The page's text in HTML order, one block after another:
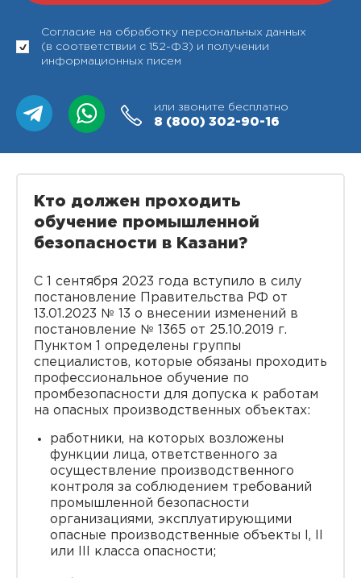
Согласие на обработку персональных данных
(в соответствии с 152-ФЗ) и получении
информационных писем
или звоните бесплатно
8 (800) 302-90-16
Кто должен проходить
обучение промышленной
безопасности в Казани?
С 1 сентября 2023 года вступило в силу
постановление Правительства РФ от
13.01.2023 № 13 о внесении изменений в
постановление № 1365 от 25.10.2019 г.
Пунктом 1 определены группы
специалистов, которые обязаны проходить
профессиональное обучение по
промбезопасности для допуска к работам
на опасных производственных объектах:
работники, на которых возложены
функции лица, ответственного за
осуществление производственного
контроля за соблюдением требований
промышленной безопасности
организациями, эксплуатирующими
опасные производственные объекты I, II
или III класса опасности;